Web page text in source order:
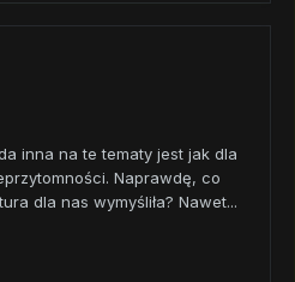
inna na te tematy jest jak dla
Naprawdę, co
dla nas wymyśliła? Nawet...